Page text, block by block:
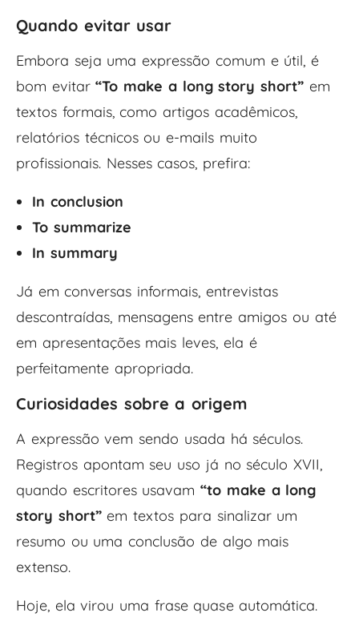
Quando evitar usar
Embora seja uma expressão comum e útil, é
bom evitar“To make a long story short”em
textos formais, como artigos acadêmicos,
relatórios técnicos ou e-mails muito
profissionais. Nesses casos, prefira:
In conclusion
To summarize
In summary
Já em conversas informais, entrevistas
descontraídas, mensagens entre amigos ou até
em apresentações mais leves, ela é
perfeitamente apropriada.
Curiosidades sobre a origem
A expressão vem sendo usada há séculos.
Registros apontam seu uso já no século XVII,
quando escritores usavam“to make a long
story short”em textos para sinalizar um
resumo ou uma conclusão de algo mais
extenso.
Hoje, ela virou uma frase quase automática.